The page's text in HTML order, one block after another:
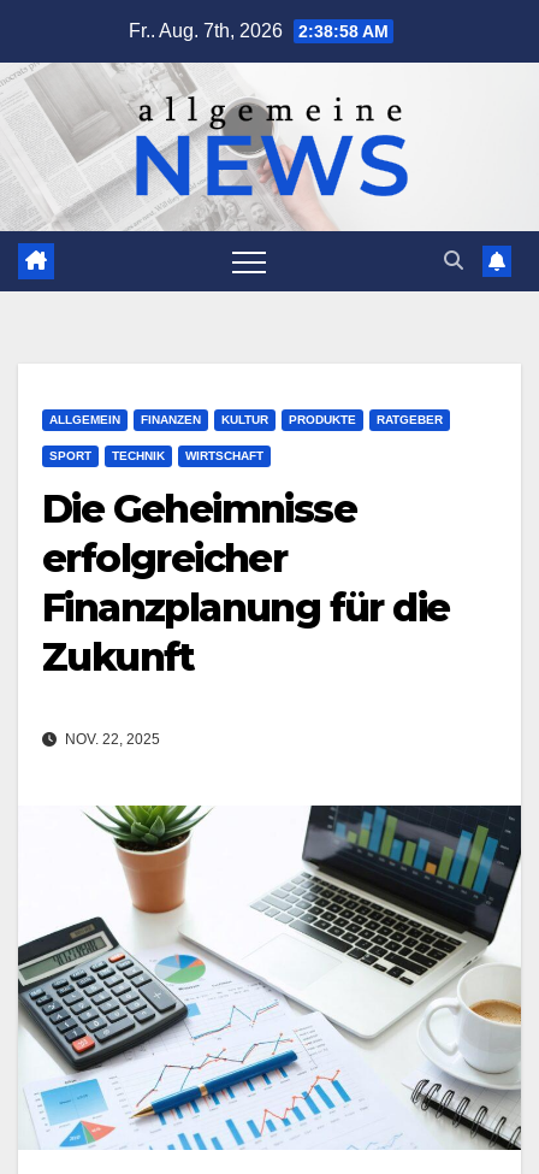
springen
Fr.. Aug. 7th, 2026 2:38:59 AM
ALLGEMEIN FINANZEN KULTUR PRODUKTE RATGEBER
SPORT TECHNIK WIRTSCHAFT
Die Geheimnisse
erfolgreicher
Finanzplanung für die
Zukunft
NOV. 22, 2025